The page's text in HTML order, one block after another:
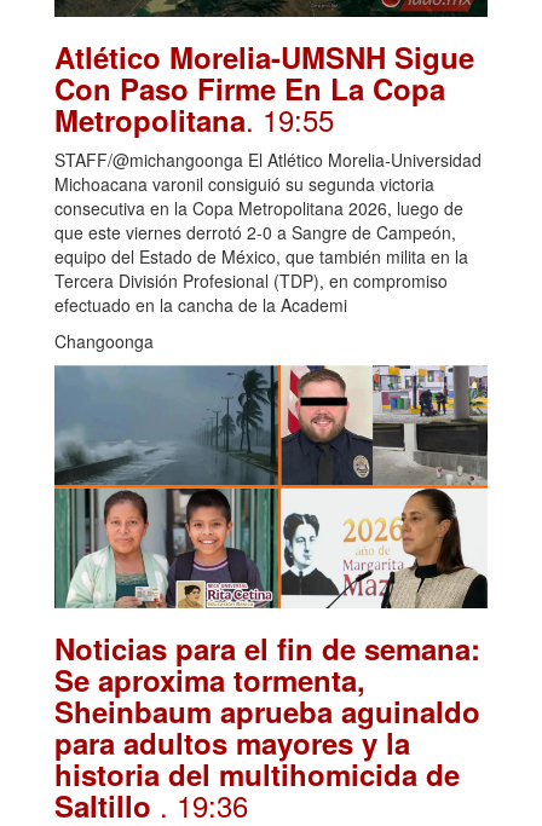
Atlético Morelia-UMSNH Sigue
Con Paso Firme En La Copa
Metropolitana. 19:55
STAFF/@michangoonga El Atlético Morelia-Universidad
Michoacana varonil consiguió su segunda victoria
consecutiva en la Copa Metropolitana 2026, luego de
que este viernes derrotó 2-0 a Sangre de Campeón,
equipo del Estado de México, que también milita en la
Tercera División Profesional (TDP), en compromiso
efectuado en la cancha de la Academi
Changoonga
Noticias para el fin de semana:
Se aproxima tormenta,
Sheinbaum aprueba aguinaldo
para adultos mayores y la
historia del multihomicida de
Saltillo . 19:36